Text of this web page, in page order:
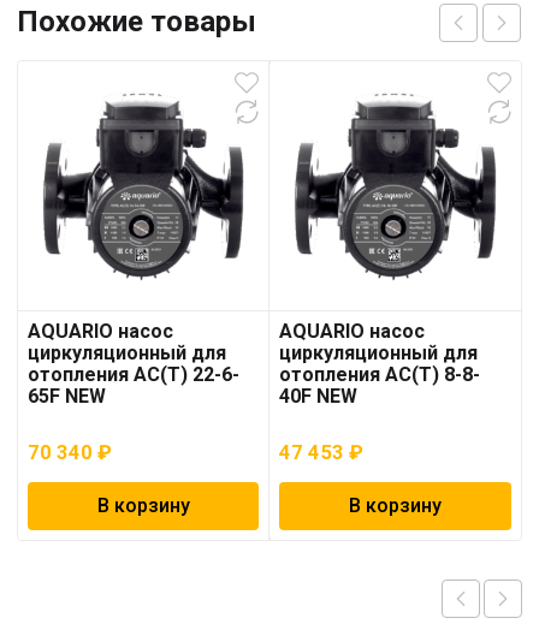
Похожие товары
AQUARIO насос
циркуляционный для
отопления AC(T) 22-6-
65F NEW
70 340 ₽
В корзину
AQUARIO насос
циркуляционный для
отопления AC(T) 8-8-
40F NEW
47 453₽
В корзину